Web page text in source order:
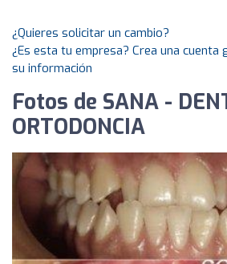
¿Quieres solicitar un cambio?
¿Es esta tu empresa? Crea una
su información
Fotos de SANA -
ORTODONCIA